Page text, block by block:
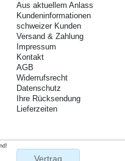
Aus aktuellem Anlass
Kundeninformationen
schweizer Kunden
Versand & Zahlung
Impressum
Kontakt
AGB
Widerrufsrecht
Datenschutz
Ihre Rücksendung
Lieferzeiten
Vertrag